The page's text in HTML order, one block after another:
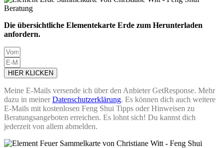
Die übersichtliche Elementekarte Erde zum Herunterladen
anfordern.
HIER KLICKEN
Meine E-Mails versende ich über den Anbieter GetResponse. Mehr
dazu in meinerDatenschutzerklärung. Es können dich auch weitere
E-Mails mit kostenlosen Feng Shui Tipps oder Hinweisen zu
Beratungsangeboten erreichen. Es lohnt sich! Du kannst dich
jederzeit von allem abmelden.